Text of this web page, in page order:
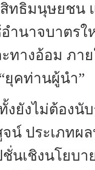
สิทธิมนุษยชน
ำนาจบาตร
ะทางอ้อม ภา
ยุคท่านผู้นำ”
ไม่ต้องนับร
จน์ ประเภทผ
นเชิงนโยบา